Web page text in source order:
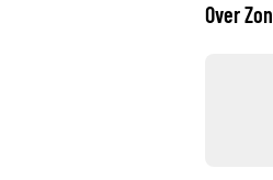
Over